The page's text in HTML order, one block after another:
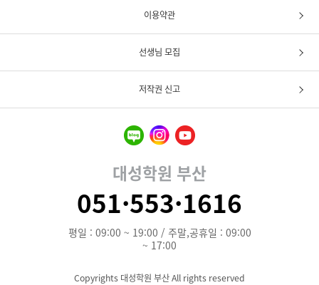
이용약관
선생님 모집
저작권 신고
대성학원 부산
051·553·1616
평일 : 09:00 ~ 19:00 / 주말,공휴일 : 09:00
~ 17:00
Copyrights 대성학원 부산 All rights reserved